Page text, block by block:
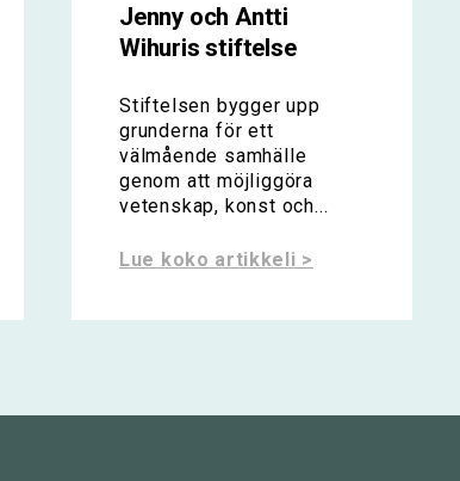
Jenny och Antti
Wihuris stiftelse
Stiftelsen bygger upp
grunderna för ett
välmående samhälle
genom att möjliggöra
vetenskap, konst och...
Lue koko artikkeli >